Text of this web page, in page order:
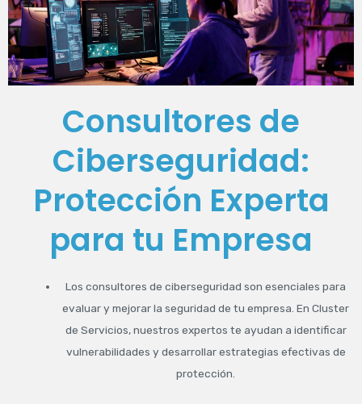
Consultores de
Ciberseguridad:
Protección Experta
para tu Empresa
Los consultores de ciberseguridad son esenciales para
evaluar y mejorar la seguridad de tu empresa. En Cluster
de Servicios, nuestros expertos te ayudan a identificar
vulnerabilidades y desarrollar estrategias efectivas de
protección.